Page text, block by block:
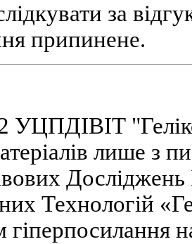
за
припинене.
УЦПДІВІТ
лише з
Досліджень
Технологій
гіперпосилання